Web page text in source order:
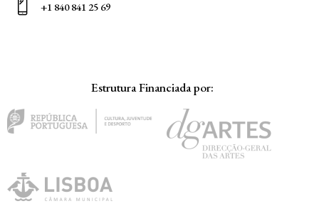
ma
+1 840 841 25 69
Estrutura Financiada por: